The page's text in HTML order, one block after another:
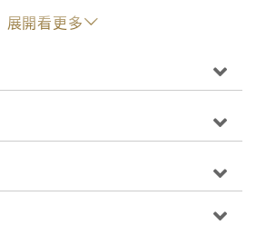
；他赤裸而毫不保留地描繪愛的狂
，卻又能以憂傷沈澱的語調，隱隱
落失措；他的詩作更能給予讀者
與釋然，用沉靜的語調忖思、給予
領讀者體驗了一段美麗愛情，從
作，並配上30副原創彩色畫作，融
運用線條重新詮釋一次。
展開看更多